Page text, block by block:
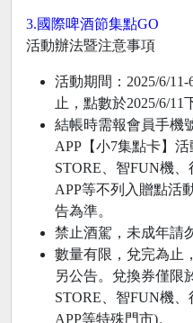
3.國際啤酒節集點GO
活動辦法暨注意事項
活動期間：2025/6/11-
止，點數於2025/6/11
結帳時需報會員手機
APP【小7集點卡】
STORE、智FUN機
APP等不列入贈點活
告為準。
禁止酒駕，未成年請
數量有限，兌完為止
另公告。兌換券僅限
STORE、智FUN機
APP等特殊門市)。